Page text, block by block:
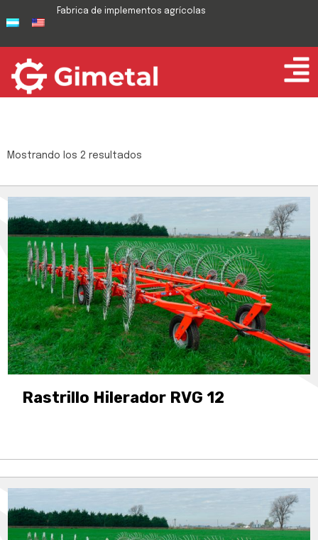
Fabrica de implementos agrícolas
Mostrando los 2 resultados
Rastrillo Hilerador RVG 12